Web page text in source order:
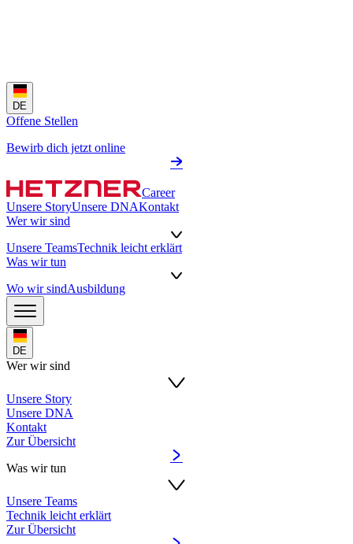
DE
Offene Stellen
Bewirb dich jetzt online
Career
Unsere StoryUnsere DNAKontakt
Wer wir sind
Unsere TeamsTechnik leicht erklärt
Was wir tun
Wo wir sindAusbildung
DE
Wer wir sind
Unsere Story
Unsere DNA
Kontakt
Zur Übersicht
Was wir tun
Unsere Teams
Technik leicht erklärt
Zur Übersicht